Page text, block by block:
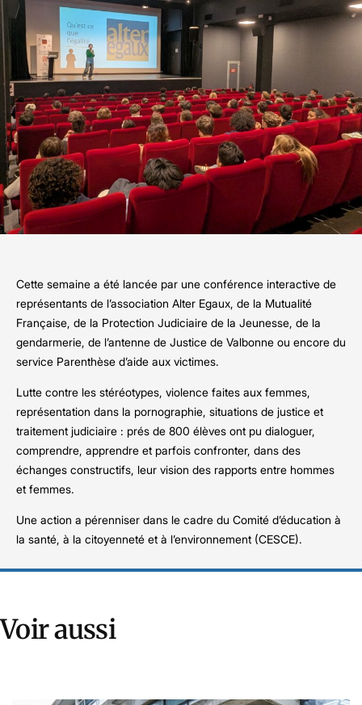
Cette semaine a été lancée par une conférence interactive de
représentants de l’association Alter Egaux, de la Mutualité
Française, de la Protection Judiciaire de la Jeunesse, de la
gendarmerie, de l’antenne de Justice de Valbonne ou encore du
service Parenthèse d’aide aux victimes.
Lutte contre les stéréotypes, violence faites aux femmes,
représentation dans la pornographie, situations de justice et
traitement judiciaire : prés de 800 élèves ont pu dialoguer,
comprendre, apprendre et parfois confronter, dans des
échanges constructifs, leur vision des rapports entre hommes
et femmes.
Une action a pérenniser dans le cadre du Comité d’éducation à
la santé, à la citoyenneté et à l’environnement (CESCE).
Voir aussi